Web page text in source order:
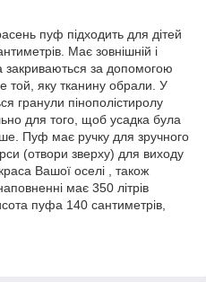
пуф підходить для дітей
Має зовнішній і
закриваються за допомогою
той, яку тканину обрали. У
гранули пінополістиролу
для того, щоб усадка була
Пуф має ручку для зручного
(отвори зверху) для виходу
Вашої оселі , також
має 350 літрів
пуфа 140 сантиметрів,